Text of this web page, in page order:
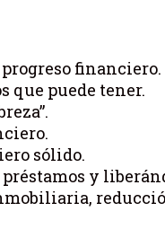
financiero.
que puede tener.
sólido.
y